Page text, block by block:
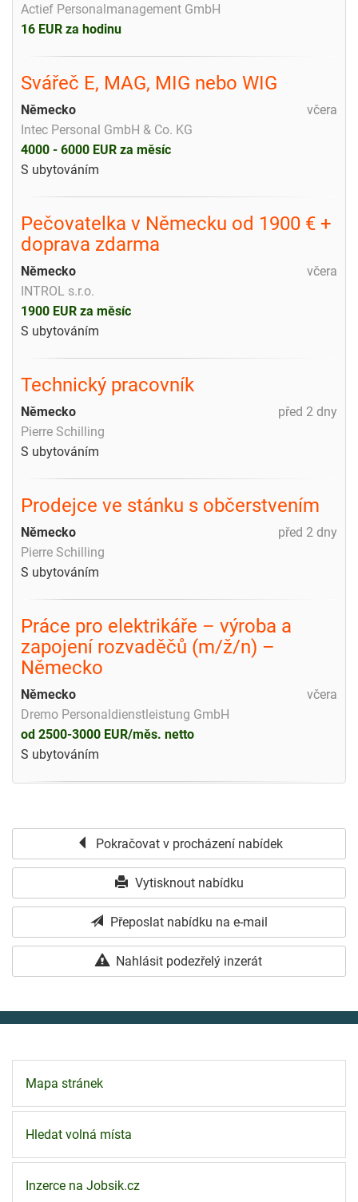
Actief Personalmanagement GmbH
16 EUR za hodinu
Svářeč E, MAG, MIG nebo WIG
včera
Německo
Intec Personal GmbH & Co. KG
4000 - 6000 EUR za měsíc
S ubytováním
Pečovatelka v Německu od 1900 € +
doprava zdarma
včera
Německo
INTROL s.r.o.
1900 EUR za měsíc
S ubytováním
Technický pracovník
před 2 dny
Německo
Pierre Schilling
S ubytováním
Prodejce ve stánku s občerstvením
před 2 dny
Německo
Pierre Schilling
S ubytováním
Práce pro elektrikáře – výroba a
zapojení rozvaděčů (m/ž/n) –
Německo
včera
Německo
Dremo Personaldienstleistung GmbH
od 2500-3000 EUR/měs. netto
S ubytováním
Pokračovat v procházení nabídek
Vytisknout nabídku
Přeposlat nabídku na e-mail
Nahlásit podezřelý inzerát
Mapa stránek
Hledat volná místa
Inzerce na Jobsik.cz